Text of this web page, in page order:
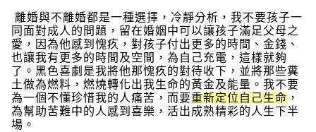
離婚與不離婚都是一種選擇，冷靜分析，我不要孩子一
同面對成人的問題，留在婚姻中可以讓孩子滿足父母之
愛，因為他感到愧疚，對孩子付出更多的時間、金錢、
也讓我有更多的時間及空間，為自己充電，這樣就夠
了。黑色喜劇是我將他那愧疚的對待收下，並將那些糞
土做為燃料，燃燒轉化出我生命的黃金及能量。我不要
為一個不懂珍惜我的人痛苦，而要重新定位自己生命 ，
為幫助苦難中的人感到喜樂，活出成熟精彩的人生下半
場。